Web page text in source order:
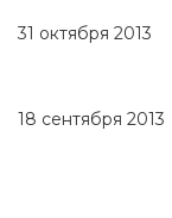
31 октября 2013
18 сентября 2013